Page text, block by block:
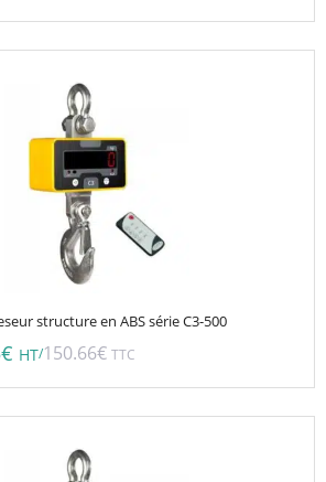
structure en ABS série C3-500
€ HT/150.66€ TTC